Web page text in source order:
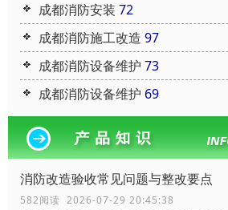
成都消防安装 72
成都消防施工改造 97
成都消防设备维护 73
成都消防设备维护 69
消防改造验收常见问题与整改要点
582阅读 2026-07-29 20:45:38